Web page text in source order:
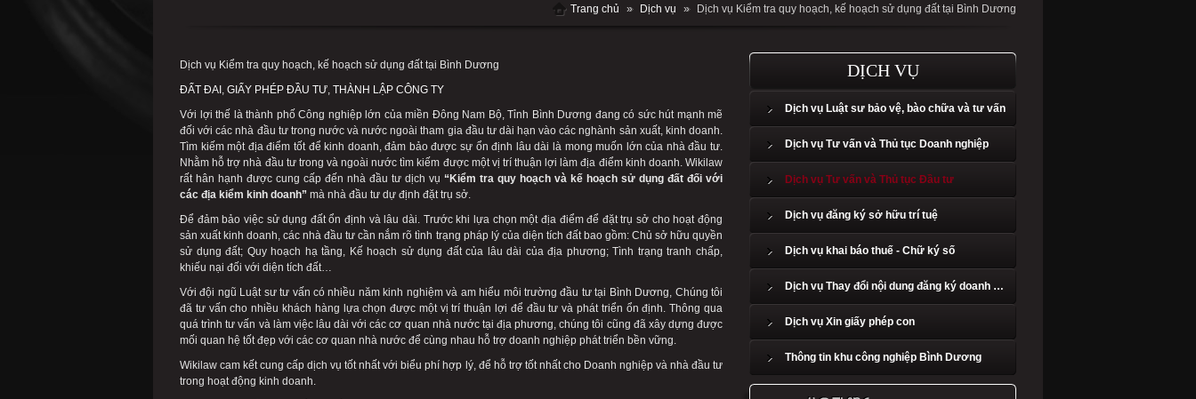
Trang chủ » Dịch vụ » Dịch vụ Kiểm tra quy hoạch, kế hoạch sử dụng đất tại Bình Dương
Dịch vụ Kiểm tra quy hoạch, kế hoạch sử dụng đất tại Bình Dương
ĐẤT ĐAI , GIẤY PHÉP ĐẦU TƯ, THÀNH LẬP CÔNG TY
Với lợi thế là thành phố Công nghiệp lớn của miền Đông Nam Bộ, Tỉnh Bình Dương đang có sức hút mạnh mẽ
đối với các nhà đầu tư trong nước và nước ngoài tham gia đầu tư dài hạn vào các nghành sản xuất, kinh doanh.
Tìm kiếm một địa điểm tốt để kinh doanh, đảm bảo được sự ổn định lâu dài là mong muốn lớn của nhà đầu tư.
Nhằm hỗ trợ nhà đầu tư trong và ngoài nước tìm kiếm được một vị trí thuận lợi làm địa điểm kinh doanh. Wikilaw
rất hân hạnh được cung cấp đến nhà đầu tư dịch vụ “Kiểm tra quy hoạch và kế hoạch sử dụng đất đối với
các địa kiểm kinh doanh” mà nhà đầu tư dự định đặt trụ sở.
Để đảm bảo việc sử dụng đất ổn định và lâu dài. Trước khi lựa chọn một địa điểm để đặt trụ sở cho hoạt động
sản xuất kinh doanh, các nhà đầu tư cần nắm rõ tình trạng pháp lý của diện tích đất bao gồm: Chủ sở hữu quyền
sử dụng đất; Quy hoạch hạ tầng, Kế hoạch sử dụng đất của lâu dài của địa phương; Tình trạng tranh chấp,
khiếu nại đối với diện tích đất…
Với đội ngũ Luật sư tư vấn có nhiều năm kinh nghiệm và am hiểu môi trường đầu tư tại Bình Dương, Chúng tôi
đã tư vấn cho nhiều khách hàng lựa chọn được một vị trí thuận lợi để đầu tư và phát triển ổn định. Thông qua
quá trình tư vấn và làm việc lâu dài với các cơ quan nhà nước tại địa phương, chúng tôi cũng đã xây dựng được
mối quan hệ tốt đẹp với các cơ quan nhà nước để cùng nhau hỗ trợ doanh nghiệp phát triển bền vững.
Wikilaw cam kết cung cấp dịch vụ tốt nhất với biểu phí hợp lý, để hỗ trợ tốt nhất cho Doanh nghiệp và nhà đầu tư
trong hoạt động kinh doanh.
DỊCH VỤ
Dịch vụ Luật sư bảo vệ, bào chữa và tư vấn
Dịch vụ Tư vấn và Thủ tục Doanh nghiệp
Dịch vụ Tư vấn và Thủ tục Đầu tư
Dịch vụ đăng ký sở hữu trí tuệ
Dịch vụ khai báo thuế - Chữ ký số
Dịch vụ Thay đổi nội dung đăng ký doanh nghiệp
Dịch vụ Xin giấy phép con
Thông tin khu công nghiệp Bình Dương